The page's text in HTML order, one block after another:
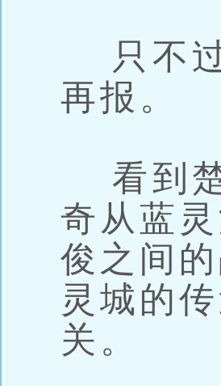
只不过
再报。
看到楚
奇从蓝
俊之间
灵城的
关。